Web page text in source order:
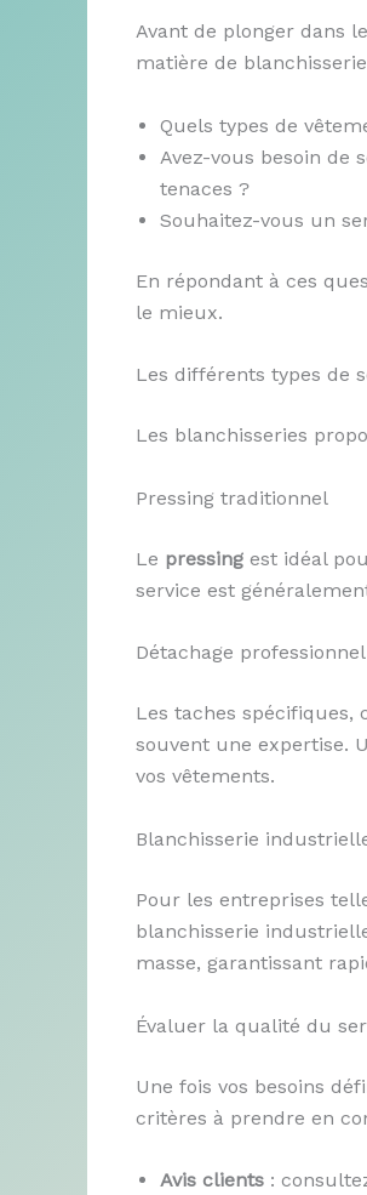
Avant de plonger dans
matière de
Quels types de
Avez-vous besoin de
tenaces ?
Souhaitez-vous un
En répondant à ces
le mieux.
Les différents types de
Les blanchisseries
Pressing traditionnel
Le pressing est idéal
service est
Détachage professionnel
Les taches spécifiques,
souvent une expertise.
vos vêtements.
Blanchisserie
Pour les entreprises
blanchisserie
masse, garantissant
Évaluer la qualité du
Une fois vos besoins
critères à prendre en
Avis clients :